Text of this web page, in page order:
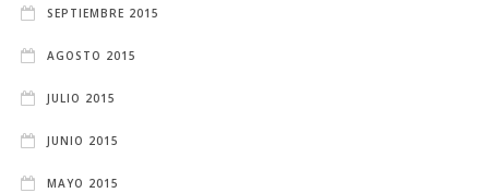
SEPTIEMBRE 2015
AGOSTO 2015
JULIO 2015
JUNIO 2015
MAYO 2015